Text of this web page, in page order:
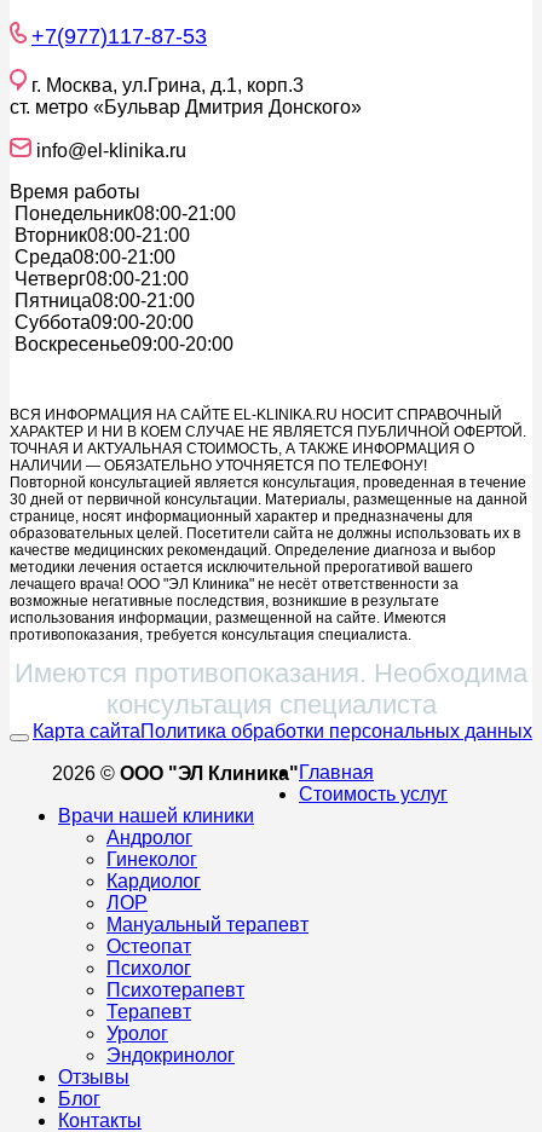
+7(977)117-87-53
г. Москва, ул.Грина, д.1, корп.3
ст. метро «Бульвар Дмитрия Донского»
info@el-klinika.ru
Время работы
Понедельник08:00-21:00
Вторник08:00-21:00
Среда08:00-21:00
Четверг08:00-21:00
Пятница08:00-21:00
Суббота09:00-20:00
Воскресенье09:00-20:00
ВСЯ ИНФОРМАЦИЯ НА САЙТЕ EL-KLINIKA.RU НОСИТ СПРАВОЧНЫЙ
ХАРАКТЕР И НИ В КОЕМ СЛУЧАЕ НЕ ЯВЛЯЕТСЯ ПУБЛИЧНОЙ ОФЕРТОЙ.
ТОЧНАЯ И АКТУАЛЬНАЯ СТОИМОСТЬ, А ТАКЖЕ ИНФОРМАЦИЯ О
НАЛИЧИИ — ОБЯЗАТЕЛЬНО УТОЧНЯЕТСЯ ПО ТЕЛЕФОНУ!
Повторной консультацией является консультация, проведенная в течение
30 дней от первичной консультации. Материалы, размещенные на данной
странице, носят информационный характер и предназначены для
образовательных целей. Посетители сайта не должны использовать их в
качестве медицинских рекомендаций. Определение диагноза и выбор
методики лечения остается исключительной прерогативой вашего
лечащего врача! ООО "ЭЛ Клиника" не несёт ответственности за
возможные негативные последствия, возникшие в результате
использования информации, размещенной на сайте. Имеются
противопоказания, требуется консультация специалиста.
Имеются противопоказания. Необходима
консультация специалиста
Карта сайтаПолитика обработки персональных данных
2026 © ООО "ЭЛ Клиника"Главная
Стоимость услуг
Врачи нашей клиники
Андролог
Гинеколог
Кардиолог
ЛОР
Мануальный терапевт
Остеопат
Психолог
Психотерапевт
Терапевт
Уролог
Эндокринолог
Отзывы
Блог
Контакты